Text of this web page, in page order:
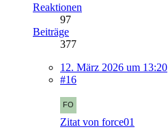
Reaktionen
97
Beiträge
377
12. März 2026 um 13:20
#16
Zitat von force01